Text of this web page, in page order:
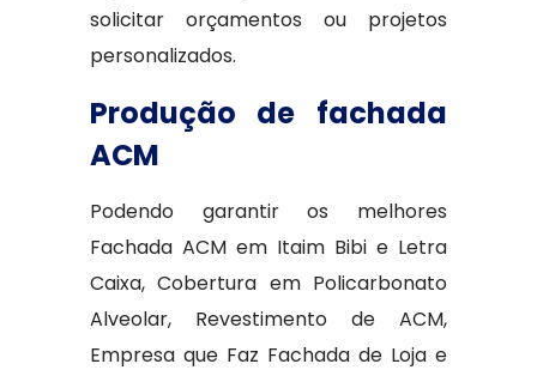
solicitar orçamentos ou projetos
personalizados.
Produção de fachada
ACM
Podendo garantir os melhores
Fachada ACM em Itaim Bibi e Letra
Caixa, Cobertura em Policarbonato
Alveolar, Revestimento de ACM,
Empresa que Faz Fachada de Loja e